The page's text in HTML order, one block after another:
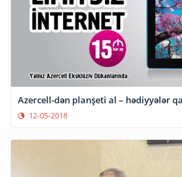
Azercell-dən planşeti al – hədiyyələr
12-05-2018